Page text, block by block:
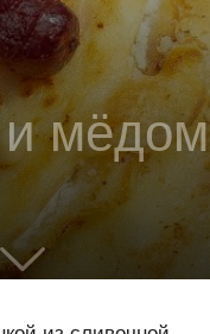
и мёдом